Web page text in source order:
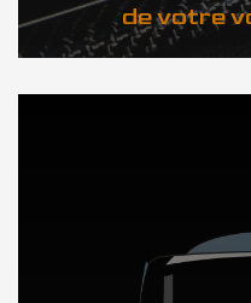
de votre
DÉCOUVREZ NOTRE